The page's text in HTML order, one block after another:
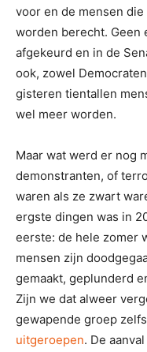
voor en de mensen
worden berecht. Geen
afgekeurd en in de
ook, zowel
gisteren tientallen
wel meer worden.
Maar wat werd er nog
demonstranten, of
waren als ze zwart
ergste dingen was in
eerste: de hele zomer
mensen zijn
gemaakt, geplunderd
Zijn we dat alweer
gewapende groep
uitgeroepen. De